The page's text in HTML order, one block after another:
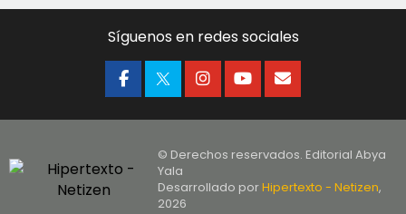
Síguenos en redes sociales
© Derechos reservados. Editorial Abya
Yala
Desarrollado porHipertexto - Netizen,
2026